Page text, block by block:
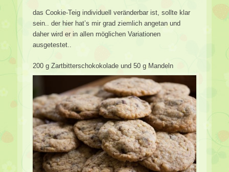
das Cookie-Teig individuell veränderbar ist, sollte klar
sein.. der hier hat’s mir grad ziemlich angetan und
daher wird er in allen möglichen Variationen
ausgetestet..
200 g Zartbitterschokokolade und 50 g Mandeln